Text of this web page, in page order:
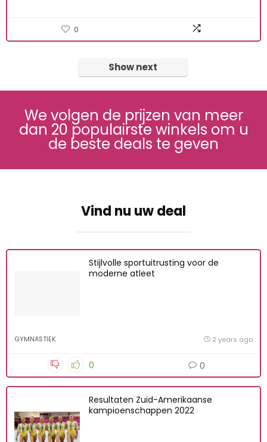
0
Show next
We volgen de prijzen van meer
dan 20 populairste winkels om u
de beste deals te geven
Vind nu uw deal
Stijlvolle sportuitrusting voor de
moderne atleet
GYMNASTIEK 2 years ago
0 0
Resultaten Zuid-Amerikaanse
kampioenschappen 2022